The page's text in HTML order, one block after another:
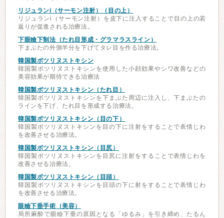
リジュランi（サーモン注射）（目の上）
リジュランi（サーモン注射）を皮下に注入することで目の上の若
返りが促進される治療法。
下眼瞼下制法（たれ目形成・グラマラスライン）
下まぶたの外側半分を下げてタレ目を作る治療法。
韓国製ボツリヌストキシン
韓国製ボツリヌストキシンを使用した小顔効果やシワ改善などの
美容効果が期待できる治療法
韓国製ボツリヌストキシン（たれ目）
韓国製ボツリヌストキシンを下まぶた周辺に注入し、下まぶたの
ラインを下げ、たれ目を形成する治療法。
韓国製ボツリヌストキシン（目の下）
韓国製ボツリヌストキシンを目の下に注射をすることで表情じわ
を改善させる治療法。
韓国製ボツリヌストキシン（目尻）
韓国製ボツリヌストキシンを目尻に注射をすることで表情じわを
改善させる治療法。
韓国製ボツリヌストキシン（目頭）
韓国製ボツリヌストキシンを目頭の下に射をすることで表情じわ
を改善させる治療法。
眼瞼下垂手術（美容）
局所麻酔で眼瞼下垂の原因となる「ゆるみ」を引き締め、たるん